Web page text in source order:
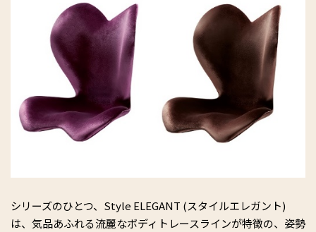
シリーズのひとつ、Style ELEGANT (スタイルエレガント)
は、気品あふれる流麗なボディトレースラインが特徴の、姿勢